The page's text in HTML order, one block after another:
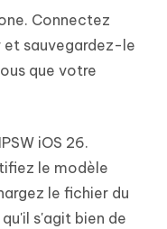
Connectez
et sauvegardez-le
que votre
iOS 26.
le modèle
le fichier du
s'agit bien de